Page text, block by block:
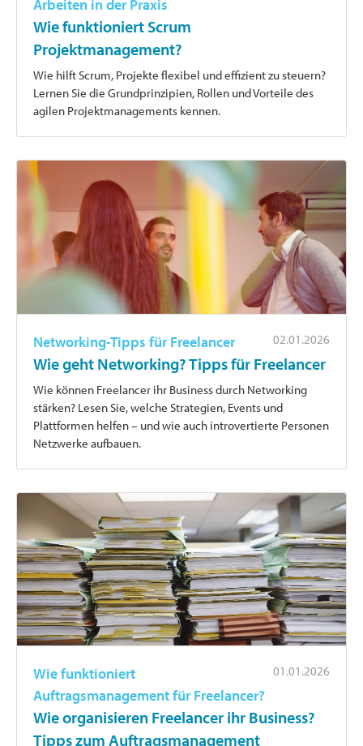
Arbeiten in der Praxis
Wie funktioniert Scrum
Projektmanagement?
Wie hilft Scrum, Projekte flexibel und effizient zu steuern?
Lernen Sie die Grundprinzipien, Rollen und Vorteile des
agilen Projektmanagements kennen.
02.01.2026
Networking-Tipps für Freelancer
Wie geht Networking? Tipps für Freelancer
Wie können Freelancer ihr Business durch Networking
stärken? Lesen Sie, welche Strategien, Events und
Plattformen helfen – und wie auch introvertierte Personen
Netzwerke aufbauen.
01.01.2026
Wie funktioniert
Auftragsmanagement für Freelancer?
Wie organisieren Freelancer ihr Business?
Tipps zum Auftragsmanagement